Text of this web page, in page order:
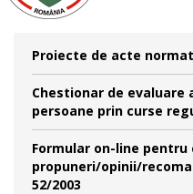
Proiecte de acte
Chestionar de
persoane prin curse
Formular on-line pentru
propuneri/opinii/
52/2003